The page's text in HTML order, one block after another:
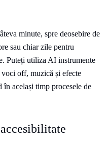
minute, spre deosebire de
sau chiar zile pentru
Puteți utiliza AI instrumente
off, muzică și efecte
în același timp procesele de